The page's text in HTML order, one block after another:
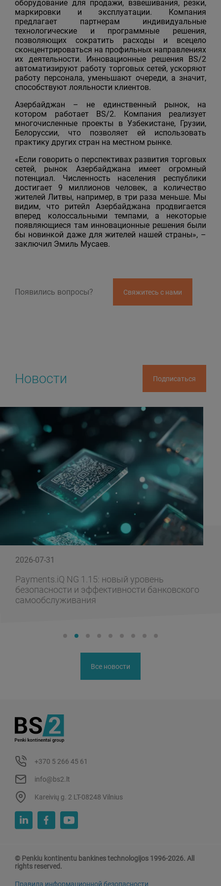
оборудование для продажи, взвешивания, резки,
маркировки и эксплуатации. Компания
предлагает партнерам индивидуальные
технологические и программные решения,
позволяющих сократить расходы и всецело
сконцентрироваться на профильных направлениях
их деятельности. Инновационные решения BS/2
автоматизируют работу торговых сетей, ускоряют
работу персонала, уменьшают очереди, а значит,
способствуют лояльности клиентов.
Азербайджан – не единственный рынок, на
котором работает BS/2. Компания реализует
многочисленные проекты в Узбекистане, Грузии,
Белоруссии, что позволяет ей использовать
практику других стран на местном рынке.
«Если говорить о перспективах развития торговых
сетей, рынок Азербайджана имеет огромный
потенциал. Численность населения республики
достигает 9 миллионов человек, а количество
жителей Литвы, например, в три раза меньше. Мы
видим, что ритейл Азербайджана продвигается
вперед колоссальными темпами, а некоторые
появляющиеся там инновационные решения были
бы новинкой даже для жителей нашей страны», –
заключил Эмиль Мусаев.
Появились вопросы? Свяжитесь с нами
Новости Подписаться
2026-07-31
Payments.iQ NG 1.15: новый уровень
безопасности и эффективности банковского
самообслуживания
Все новости
+370 5 266 45 61
info@bs2.lt
Kareivių g. 2 LT-08248 Vilnius
© Penkiu kontinentu bankines technologijos 1996-2026. All
rights reserved.
Правила информационной безопасности